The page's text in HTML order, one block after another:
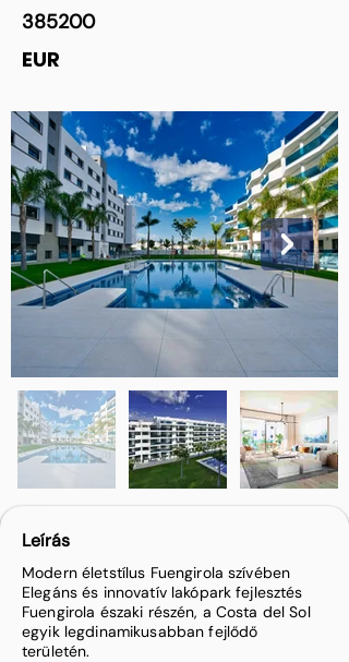
385200
EUR
Leírás
Modern életstílus Fuengirola szívében
Elegáns és innovatív lakópark fejlesztés
Fuengirola északi részén, a Costa del Sol
egyik legdinamikusabban fejlődő
területén.